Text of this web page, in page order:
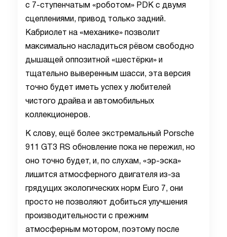
с 7-ступенчатым «роботом» PDK с двумя
сцеплениями, привод только задний.
Кабриолет на «механике» позволит
максимально насладиться рёвом свободно
дышащей оппозитной «шестёрки» и
тщательно выверенным шасси, эта версия
точно будет иметь успех у любителей
чистого драйва и автомобильных
коллекционеров.
К слову, ещё более экстремальный Porsche
911 GT3 RS обновление пока не пережил, но
оно точно будет, и, по слухам, «эр-эска»
лишится атмосферного двигателя из-за
грядущих экологических норм Euro 7, они
просто не позволяют добиться улучшения
производительности с прежним
атмосферным мотором, поэтому после